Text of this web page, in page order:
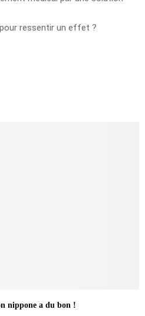
ressentir un effet ?
nippone a du bon !